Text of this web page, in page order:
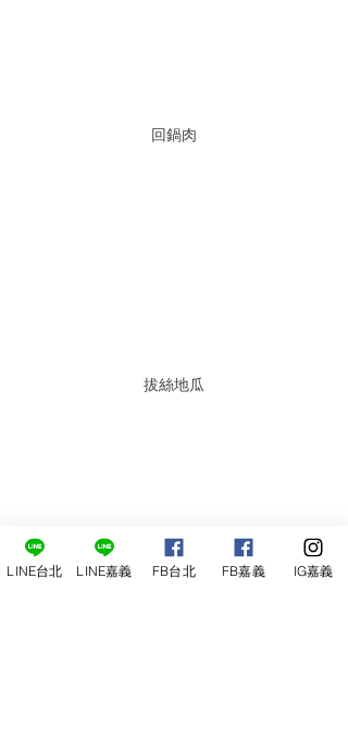
回鍋肉
拔絲地瓜
LINE台北 LINE嘉義 FB台北 FB嘉義 IG嘉義